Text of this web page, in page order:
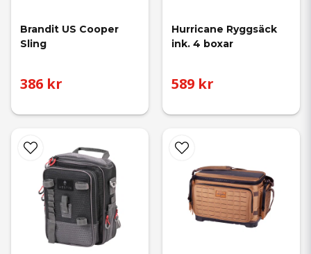
Brandit US Cooper
Sling
386 kr
Hurricane Ryggsäck
ink. 4 boxar
589 kr